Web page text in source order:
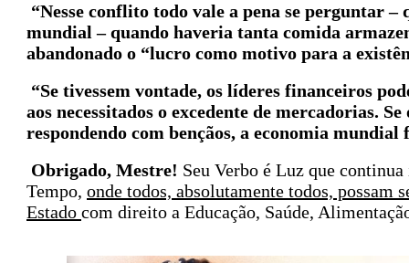
“Nesse conflito todo vale a pena se perguntar
mundial – quando haveria tanta comida
abandonado o “lucro como motivo para a
“Se tivessem vontade, os líderes financeiros
aos necessitados o excedente de mercadorias.
respondendo com bençãos, a economia
Obrigado, Mestre! Seu Verbo é Luz que
Tempo, onde todos, absolutamente todos,
Estado com direito a Educação, Saúde,